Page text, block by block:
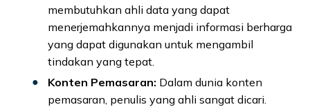
membutuhkan ahli data yang dapat
menerjemahkannya menjadi informasi berharga
yang dapat digunakan untuk mengambil
tindakan yang tepat.
Konten Pemasaran: Dalam dunia konten
pemasaran, penulis yang ahli sangat dicari.